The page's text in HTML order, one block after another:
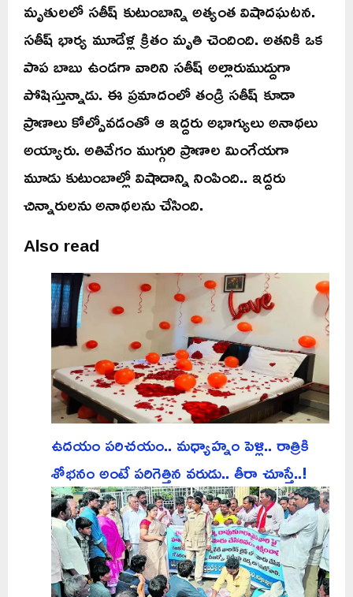
మృతులలో సతీష్ కుటుంబాన్ని అత్యంత విషాదఘటన.
సతీష్ భార్య మూడేళ్ల క్రితం మృతి చెందింది. అతనికి ఒక
పాప బాబు ఉండగా వారిని సతీష్ అల్లారుముద్దుగా
పోషిస్తున్నాడు. ఈ ప్రమాదంలో తండ్రి సతీష్ కూడా
ప్రాణాలు కోల్పోవడంతో ఆ ఇద్దరు అభాగ్యులు అనాథలు
అయ్యారు. అతివేగం ముగ్గురి ప్రాణాల మింగేయగా
మూడు కుటుంబాల్లో విషాదాన్ని నింపింది.. ఇద్దరు
చిన్నారులను అనాథలను చేసింది.
Also read
ఉదయం పరిచయం.. మధ్యాహ్నం పెళ్లి.. రాత్రికి
శోభనం అంటే పరిగెత్తిన వరుడు.. తీరా చూస్తే..!